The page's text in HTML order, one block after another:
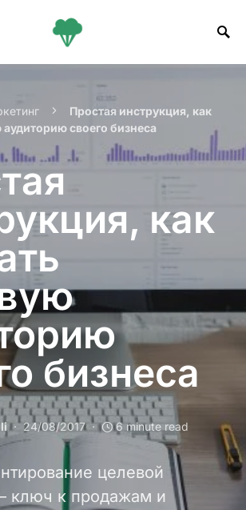
Простая инструкция, как
своего бизнеса
как
бизнеса
24/08/2017 6 minute read
целевой
ключ к продажам и